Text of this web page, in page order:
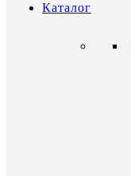
Каталог